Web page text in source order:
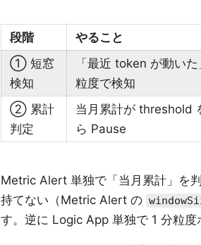
段階 やること
① 短窓
検知
「最近 token が動い
粒度で検知
② 累計
判定
当月累計が threshold
ら Pause
Metric Alert 単独で「当月累計」を
持てない（Metric Alert の
す。逆に Logic App 単独で 1 分粒度